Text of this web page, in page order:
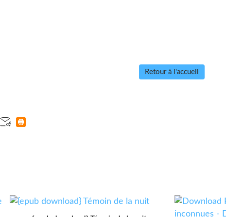
Retour à l'accueil